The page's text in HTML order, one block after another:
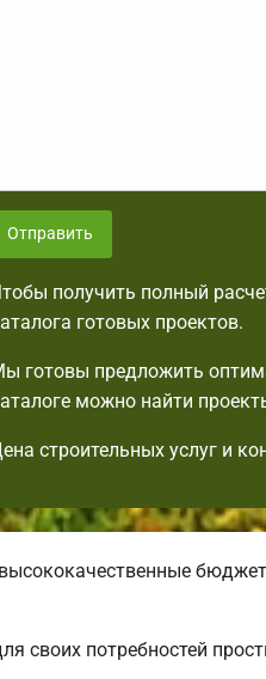
Отправить
получить полный
готовых проектов.
готовы предложить
можно найти
строительных услуг и
своих потребностей